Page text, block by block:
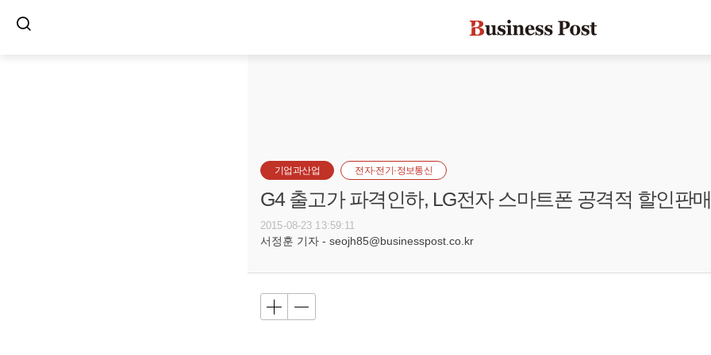
기업과산업 전자·전기·정보통신
G4 출고가 파격인하, LG전자 스마트폰 공격적 할인판매
2015-08-23 13:59:11
서정훈 기자 - seojh85@businesspost.co.kr